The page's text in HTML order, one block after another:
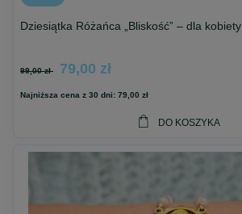
Dziesiątka Różańca „Bliskość” – dla kobiety
99,00 zł 79,00 zł
Najniższa cena z 30 dni: 79,00 zł
DO KOSZYKA